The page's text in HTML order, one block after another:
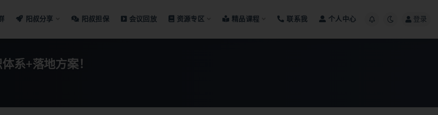
阳叔分享 阳叔担保 会议回放 资源专区 精品课程 联系我 个人中心 登录
系+落地方案！